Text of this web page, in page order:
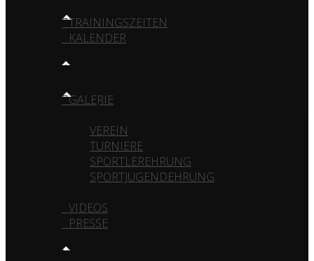
TRAININGSZEITEN
KALENDER
MEDIA
GALERIE
VEREIN
TURNIERE
SPORTLEREHRUNG
SPORTJUGENDEHRUNG
VIDEOS
PRESSE
KONTAKT